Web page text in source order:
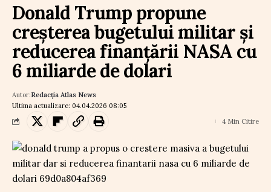
Donald Trump propune
creșterea bugetului militar și
reducerea finanțării NASA cu
6 miliarde de dolari
Ultima actualizare: 04.04.2026 08:05
Autor:Redacția Atlas News
4 Min Citire